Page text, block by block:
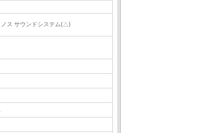
ノス サウンドシステム(△)